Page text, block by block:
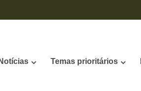
Notícias Temas prioritários